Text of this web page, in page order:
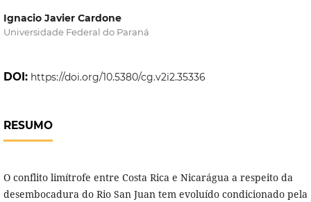
Ignacio Javier Cardone
Universidade Federal do Paraná
DOI: https://doi.org/10.5380/cg.v2i2.35336
RESUMO
O conflito limítrofe entre Costa Rica e Nicarágua a respeito da
desembocadura do Rio San Juan tem evoluído condicionado pela